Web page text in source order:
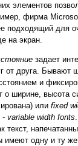
элементов
фирма
подходящий для
на экран.
задает
от друга. Бывают
и
о ширине, высота
или fixed
- variable width fonts
текст,
имеют одну и ту